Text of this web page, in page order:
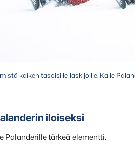
kaiken tasoisille laskijoille. Kalle
iloiseksi
Palanderille tärkeä elementti.